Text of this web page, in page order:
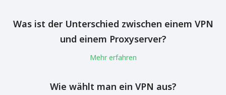
Was ist der Unterschied zwischen einem VPN
und einem Proxyserver?
Mehr erfahren
Wie wählt man ein VPN aus?